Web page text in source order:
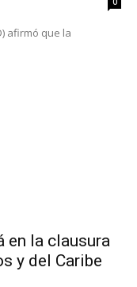
afirmó que la
en la clausura
y del Caribe